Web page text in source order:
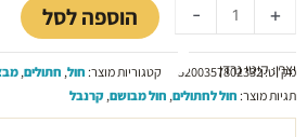
69.00 ₪.
60.00 ₪. -חול
לחתול
קיטי
גרדן
+ הוספה לסל
יצרן: קיטי גרדן
מק"ט:5200357802332 קטגוריות מוצר: חול, חתולים,
תגיות מוצר: חול לחתולים, חול מבושם,קרנבל